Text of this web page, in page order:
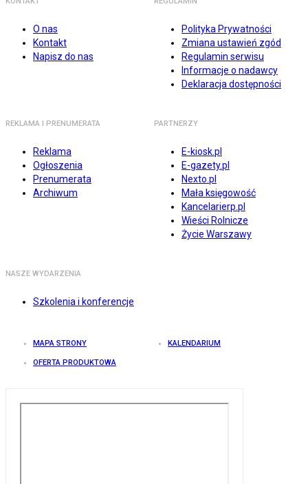
O nas
Kontakt
Napisz do nas
Polityka Prywatności
Zmiana ustawień zgód
Regulamin serwisu
Informacje o nadawcy
Deklaracja dostępności
REKLAMA I PRENUMERATA
Reklama
Ogłoszenia
Prenumerata
Archiwum
PARTNERZY
E-kiosk.pl
E-gazety.pl
Nexto.pl
Mała księgowość
Kancelarierp.pl
Wieści Rolnicze
Życie Warszawy
NASZE WYDARZENIA
Szkolenia i konferencje
MAPA STRONY KALENDARIUM
OFERTA PRODUKTOWA